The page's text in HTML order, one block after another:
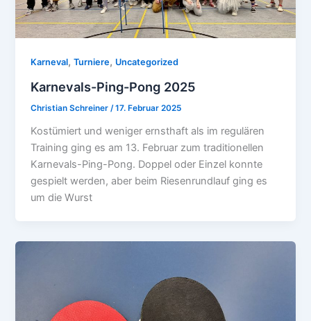
Karneval,Turniere, Uncategorized
Karnevals-Ping-Pong 2025
Christian Schreiner/17. Februar 2025
Kostümiert und weniger ernsthaft als im regulären
Training ging es am 13. Februar zum traditionellen
Karnevals-Ping-Pong. Doppel oder Einzel konnte
gespielt werden, aber beim Riesenrundlauf ging es
um die Wurst